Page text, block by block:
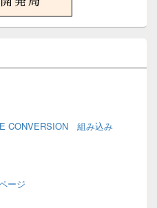
CONVERSION 組み込み
ージ